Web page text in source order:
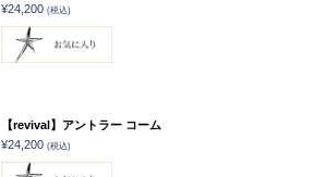
¥24,200 (税込)
【revival】アントラー コーム
¥24,200 (税込)